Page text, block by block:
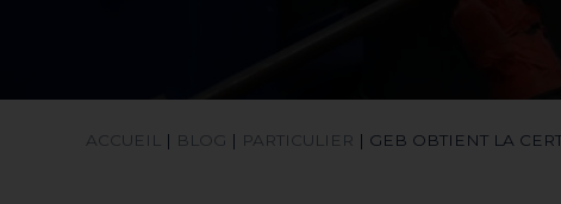
ACCUEIL | BLOG | PARTICULIER | GEB OBTIENT LA